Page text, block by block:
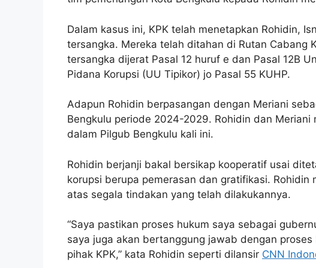
Dalam kasus ini, KPK telah menetapkan Rohidin,
tersangka. Mereka telah ditahan di Rutan Cabang
tersangka dijerat Pasal 12 huruf e dan Pasal 12B
Pidana Korupsi (UU Tipikor) jo Pasal 55 KUHP.
Adapun Rohidin berpasangan dengan Meriani
Bengkulu periode 2024-2029. Rohidin dan Meriani
dalam Pilgub Bengkulu kali ini.
Rohidin berjanji bakal bersikap kooperatif usai
korupsi berupa pemerasan dan gratifikasi.
atas segala tindakan yang telah dilakukannya.
“Saya pastikan proses hukum saya sebagai
saya juga akan bertanggung jawab dengan
pihak KPK,” kata Rohidin seperti dilansir CNN